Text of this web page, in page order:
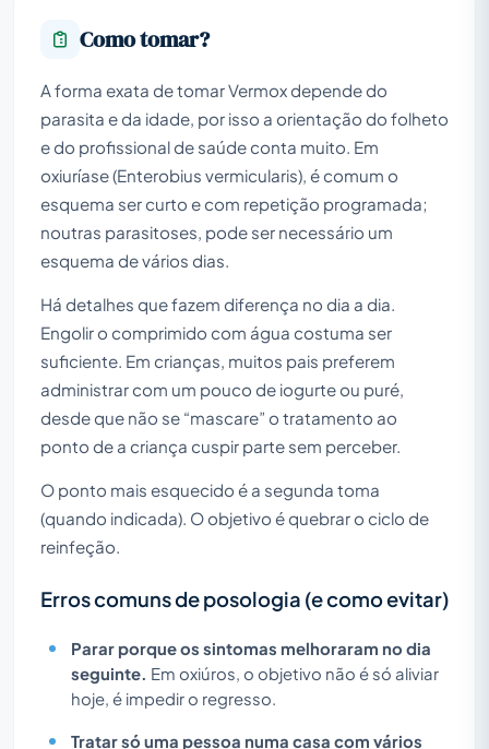
Como tomar?
A forma exata de tomar Vermox depende do
parasita e da idade, por isso a orientação do folheto
e do profissional de saúde conta muito. Em
oxiuríase (Enterobius vermicularis), é comum o
esquema ser curto e com repetição programada;
noutras parasitoses, pode ser necessário um
esquema de vários dias.
Há detalhes que fazem diferença no dia a dia.
Engolir o comprimido com água costuma ser
suficiente. Em crianças, muitos pais preferem
administrar com um pouco de iogurte ou puré,
desde que não se “mascare” o tratamento ao
ponto de a criança cuspir parte sem perceber.
O ponto mais esquecido é a segunda toma
(quando indicada). O objetivo é quebrar o ciclo de
reinfeção.
Erros comuns de posologia (e como evitar)
Parar porque os sintomas melhoraram no dia
seguinte. Em oxiúros, o objetivo não é só aliviar
hoje, é impedir o regresso.
Tratar só uma pessoa numa casa com vários